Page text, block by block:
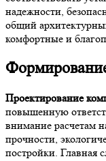
надежности,
общий
комфортные и
Проектирование
повышенную
внимание расчетам
прочности,
постройки. Главная